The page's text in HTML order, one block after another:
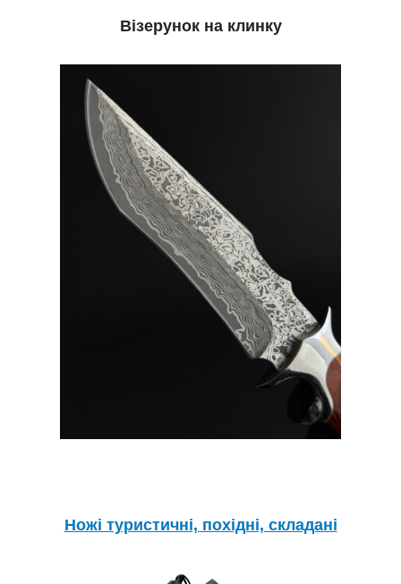
Візерунок на клинку
Ножі туристичні, похідні, складані